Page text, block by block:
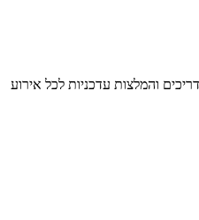
והמלצות עדכניות לכל אירוע